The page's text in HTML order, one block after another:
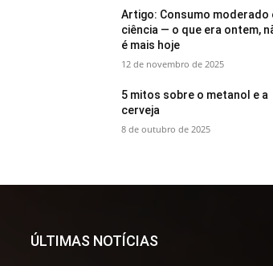
Artigo: Consumo moderado
ciência — o que era ontem,
é mais hoje
12 de novembro de 2025
5 mitos sobre o metanol e a
cerveja
8 de outubro de 2025
ÚLTIMAS NOTÍCIAS